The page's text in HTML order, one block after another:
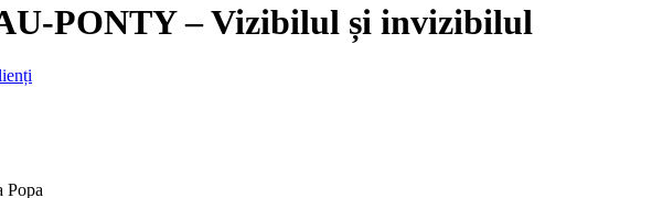
PONTY – Vizibilul și invizibilul
Popa